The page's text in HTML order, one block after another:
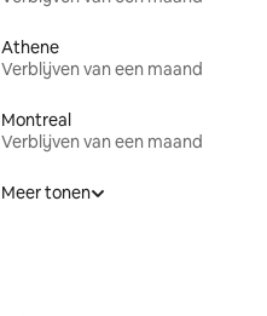
Athene
Verblijven van een maand
Montreal
Verblijven van een maand
Meer tonen